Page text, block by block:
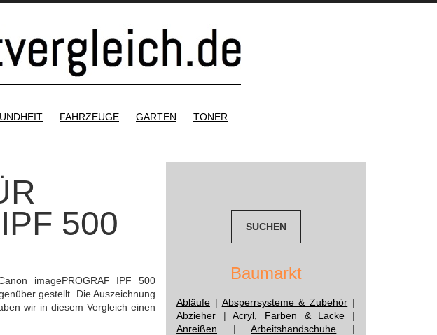
FAHRZEUGE GARTEN TONER
500
imagePROGRAF IPF 500
gestellt. Die Auszeichnung
wir in diesem Vergleich einen
Baumarkt
Abläufe | Absperrsysteme & Zubehör |
Abzieher |Acryl, Farben & Lacke |
Anreißen |Arbeitshandschuhe |